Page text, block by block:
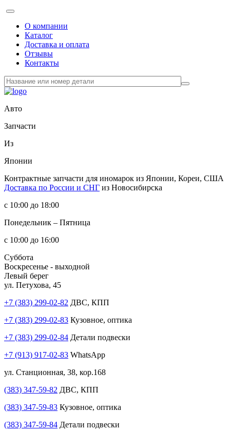
О компании
Каталог
Доставка и оплата
Отзывы
Контакты
Авто
Запчасти
Из
Японии
Контрактные запчасти для иномарок из Японии, Кореи, США
Доставка по России и СНГ из Новосибирска
с 10:00 до 18:00
Понедельник – Пятница
с 10:00 до 16:00
Суббота
Воскресенье - выходной
Левый берег
ул. Петухова, 45
+7 (383) 299-02-82 ДВС, КПП
+7 (383) 299-02-83 Кузовное, оптика
+7 (383) 299-02-84 Детали подвески
+7 (913) 917-02-83 WhatsApp
ул. Станционная, 38, кор.168
(383) 347-59-82 ДВС, КПП
(383) 347-59-83 Кузовное, оптика
(383) 347-59-84 Детали подвески